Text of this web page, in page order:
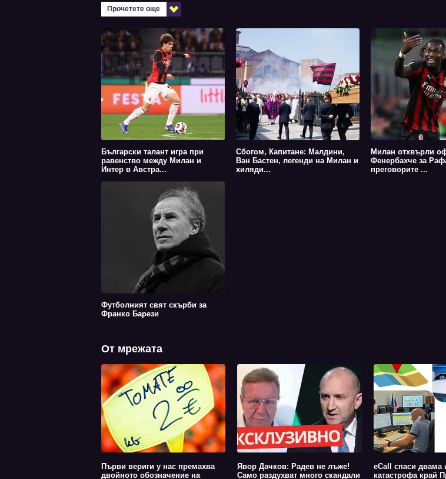
Прочетете още
Български талант игра при
равенство между Милан и
Интер в Австра...
Сбогом, Капитане: Малдини,
Ван Бастен, легенди на Милан и
хиляди...
Милан отхвърли
Фенербахче за
преговорите ...
Футболният свят скърби за
Франко Барези
От мрежата
Първи вериги у нас премахва
двойното обозначение на
Явор Дачков: Радев не лъже!
Само раздухват много скандали
eCall спаси двама
катастрофа край